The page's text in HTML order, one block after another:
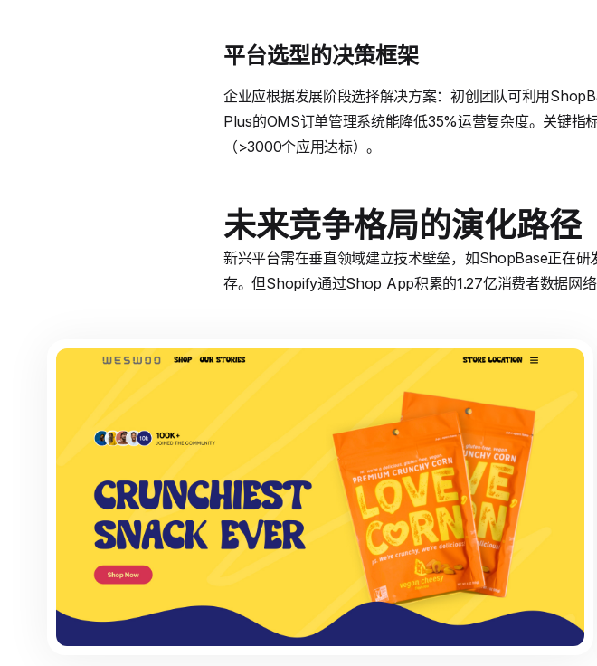
平台选型的决策框架
企业应根据发展阶段选择解决方案：初创团队可利用
Plus的OMS订单管理系统能降低35%运营复杂度。关键
（>3000个应用达标）。
未来竞争格局的演化路径
新兴平台需在垂直领域建立技术壁垒，如ShopBase正在
存。但Shopify通过Shop App积累的1.27亿消费者数据网